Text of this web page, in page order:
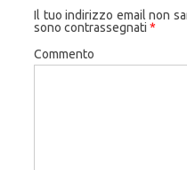
Il tuo indirizzo email non
sono contrassegnati *
Commento